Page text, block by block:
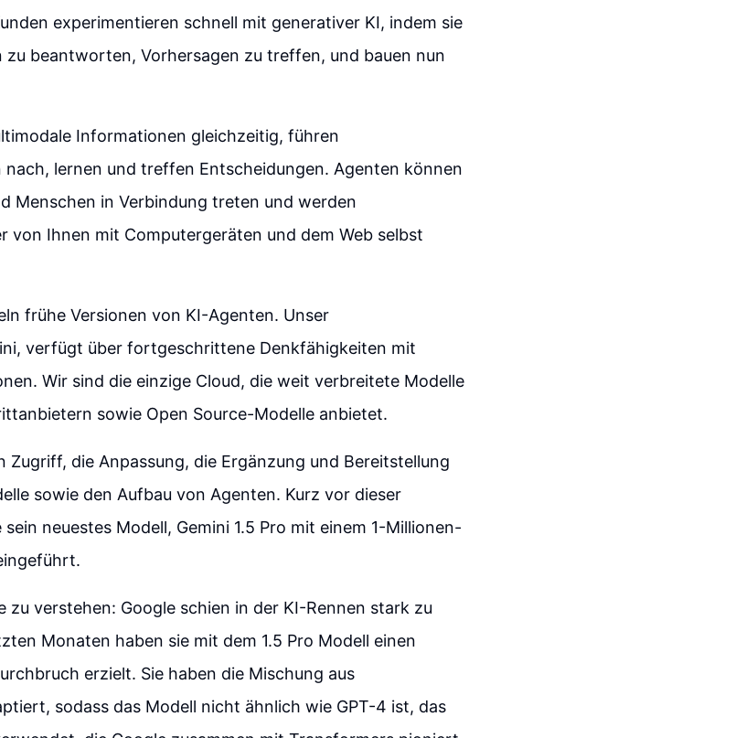
experimentieren schnell mit generativer KI, indem sie
zu beantworten, Vorhersagen zu treffen, und bauen nun
Informationen gleichzeitig, führen
lernen und treffen Entscheidungen. Agenten können
Menschen in Verbindung treten und werden
von Ihnen mit Computergeräten und dem Web selbst
frühe Versionen von KI-Agenten. Unser
verfügt über fortgeschrittene Denkfähigkeiten mit
Wir sind die einzige Cloud, die weit verbreitete Modelle
sowie Open Source-Modelle anbietet.
Zugriff, die Anpassung, die Ergänzung und Bereitstellung
sowie den Aufbau von Agenten. Kurz vor dieser
neuestes Modell, Gemini 1.5 Pro mit einem 1-Millionen-
zu verstehen: Google schien in der KI-Rennen stark zu
Monaten haben sie mit dem 1.5 Pro Modell einen
erzielt. Sie haben die Mischung aus
sodass das Modell nicht ähnlich wie GPT-4 ist, das